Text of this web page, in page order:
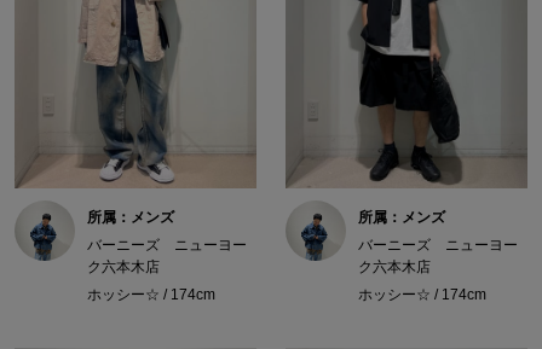
所属：メンズ
バーニーズ ニューヨー
ク六本木店
ホッシー☆ / 174cm
所属：メンズ
バーニーズ ニューヨー
ク六本木店
ホッシー☆ / 174cm